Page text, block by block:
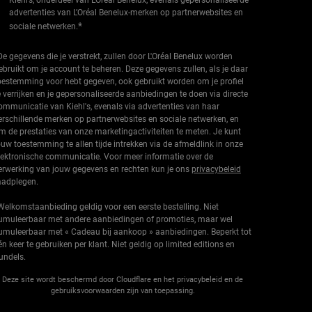
advertenties van L’Oréal Benelux-merken op partnerwebsites en
sociale netwerken.*
gegevens die je verstrekt, zullen door L'Oréal Benelux worden
om je account te beheren. Deze gegevens zullen, als je daar
voor hebt gegeven, ook gebruikt worden om je profiel
verrijken en je gepersonaliseerde aanbiedingen te doen via directe
van Kiehl's, evenals via advertenties van haar
merken op partnerwebsites en sociale netwerken, en
de prestaties van onze marketingactiviteiten te meten. Je kunt
toestemming te allen tijde intrekken via de afmeldlink in onze
communicatie. Voor meer informatie over de
van jouw gegevens en rechten kun je ons privacybeleid
geldig voor een eerste bestelling. Niet
met andere aanbiedingen of promoties, maar wel
met « Cadeau bij aankoop » aanbiedingen. Beperkt tot
keer te gebruiken per klant. Niet geldig op limited editions en
Deze site wordt beschermd door Cloudflare en het privacybeleid en de
gebruiksvoorwaarden zijn van toepassing.